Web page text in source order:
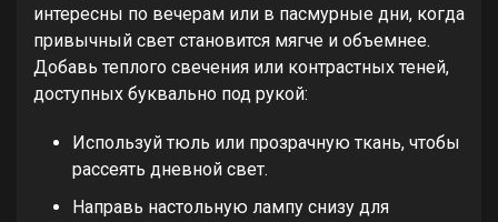
интересны по вечерам или в пасмурные дни, когда
привычный свет становится мягче и объемнее.
Добавь теплого свечения или контрастных теней,
доступных буквально под рукой:
Используй тюль или прозрачную ткань, чтобы
рассеять дневной свет.
Направь настольную лампу снизу для